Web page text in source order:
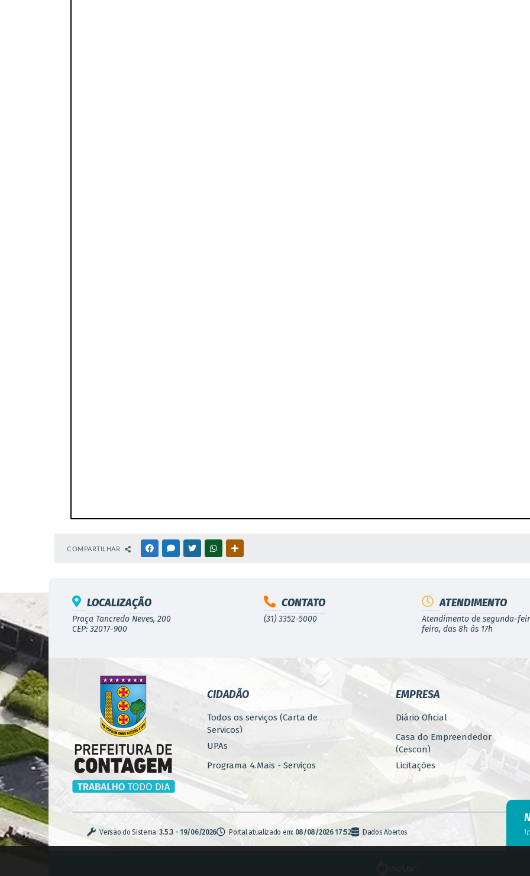
COMPARTILHAR FACEBOOKMESSENGER
TWITTERWHATSAPP
LOCALIZAÇÃO
Praça Tancredo Neves, 200
CEP: 32017-900
CONTATO
(31) 3352-5000
ATENDIMENTO
Atendimento de segunda-
feira, das 8h às 17h
CIDADÃO
Todos os serviços (Carta de
Serviços)
UPAs
Programa 4.Mais - Serviços
Concursos
Iluminação Pública
Zoonoses
EMPRESA
Diário Oficial
Casa do Empreendedor
(Cescon)
Licitações
Programa 4.Mais - Serviços
e Empreendedorismo
Versão do Sistema:3.5.3 - 19/06/2026 Portal atualizado em: 08/08/2026 17:52 Dados Abertos